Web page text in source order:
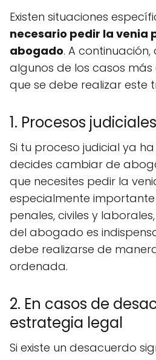
Existen situaciones
necesario pedir la venia
abogado. A
algunos de los casos más
que se debe realizar este
1. Procesos
Si tu proceso judicial ya
decides cambiar de
que necesites pedir la
especialmente
penales, civiles y
del abogado es
debe realizarse de
ordenada.
2. En casos de
estrategia legal
Si existe un desacuerdo